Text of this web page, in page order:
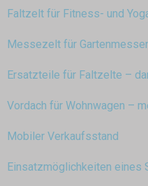
Faltzelt für Fitness- und
Messezelt für
Ersatzteile für Faltzelte –
Vordach für Wohnwagen –
Mobiler Verkaufsstand
Einsatzmöglichkeiten eines